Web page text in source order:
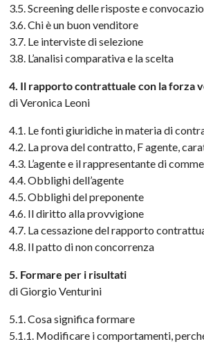
3.5. Screening delle risposte e
3.6. Chi è un buon venditore
3.7. Le interviste di selezione
3.8. L’analisi comparativa e la scelta
4. Il rapporto contrattuale con la forza
di Veronica Leoni
4.1. Le fonti giuridiche in materia di
4.2. La prova del contratto, F agente,
4.3. L’agente e il rappresentante di
4.4. Obblighi dell’agente
4.5. Obblighi del preponente
4.6. Il diritto alla provvigione
4.7. La cessazione del rapporto
4.8. Il patto di non concorrenza
5. Formare per i risultati
di Giorgio Venturini
5.1. Cosa significa formare
5.1.1. Modificare i comportamenti,